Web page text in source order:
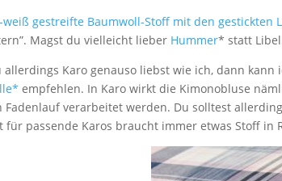
weiß gestreifte Baumwoll-Stoff mit den gestickten
Magst du vielleicht lieber Hummer* statt
allerdings Karo genauso liebst wie ich, dann
empfehlen. In Karo wirkt die Kimonobluse
Fadenlauf verarbeitet werden. Du solltest
für passende Karos braucht immer etwas Stoff in